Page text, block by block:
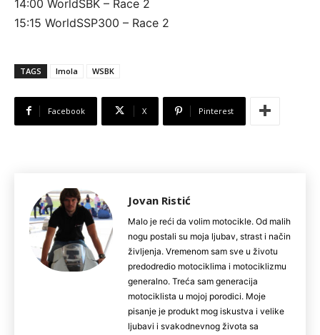
14:00 WorldSBK – Race 2
15:15 WorldSSP300 – Race 2
TAGS Imola WSBK
Facebook X Pinterest
Jovan Ristić
Malo je reći da volim motocikle. Od malih
nogu postali su moja ljubav, strast i način
življenja. Vremenom sam sve u životu
predodredio motociklima i motociklizmu
generalno. Treća sam generacija
motociklista u mojoj porodici. Moje
pisanje je produkt mog iskustva i velike
ljubavi i svakodnevnog života sa